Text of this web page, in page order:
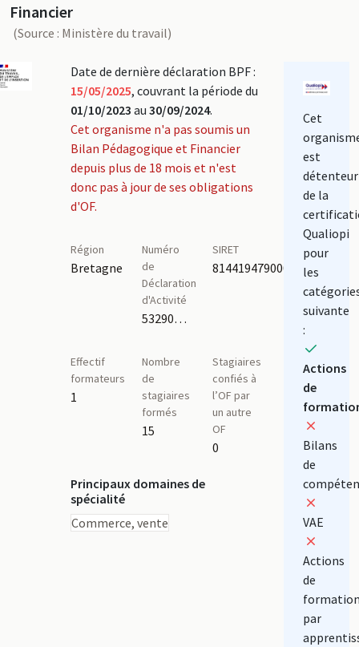
Financier
(Source : Ministère du travail)
Date de dernière déclaration BPF :
15/05/2025, couvrant la période du
01/10/2023 au 30/09/2024.
Cet organisme n'a pas soumis un
Bilan Pédagogique et Financier
depuis plus de 18 mois et n'est
donc pas à jour de ses obligations
d'OF.
Région
Bretagne
Numéro
de
Déclaration
d'Activité
53290914529
SIRET
81441947900021
Effectif
formateurs
1
Nombre
de
stagiaires
formés
15
Stagiaires
confiés à
l’OF par
un autre
OF
0
Principaux domaines de
spécialité
Commerce, vente
Cet
est
détenteur
de la
Qualiopi
pour
les
suivante
:
Actions
de
Bilans
de
VAE
Actions
de
par